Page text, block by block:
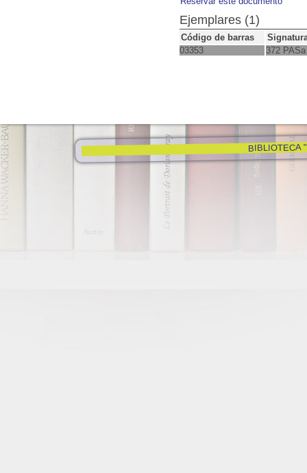
Ejemplares (1)
Código de barras
03353
372 PASa
BIBLIOTECA